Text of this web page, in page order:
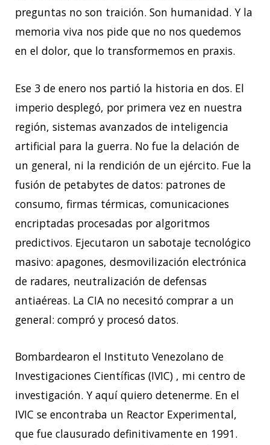
preguntas no son traición. Son humanidad. Y la
memoria viva nos pide que no nos quedemos
en el dolor, que lo transformemos en praxis.
Ese 3 de enero nos partió la historia en dos. El
imperio desplegó, por primera vez en nuestra
región, sistemas avanzados de inteligencia
artificial para la guerra. No fue la delación de
un general, ni la rendición de un ejército. Fue la
fusión de petabytes de datos: patrones de
consumo, firmas térmicas, comunicaciones
encriptadas procesadas por algoritmos
predictivos. Ejecutaron un sabotaje tecnológico
masivo: apagones, desmovilización electrónica
de radares, neutralización de defensas
antiaéreas. La CIA no necesitó comprar a un
general: compró y procesó datos.
Bombardearon el Instituto Venezolano de
Investigaciones Científicas (IVIC) , mi centro de
investigación. Y aquí quiero detenerme. En el
IVIC se encontraba un Reactor Experimental,
que fue clausurado definitivamente en 1991.